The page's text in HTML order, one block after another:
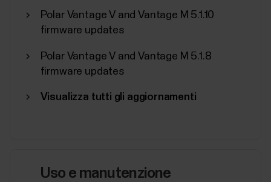
ripristino delle impostazioni
predefinite dall'app Polar Flow
Oltre ad altre impostazioni del dispositivo, puoi
spegnere il dispositivo Polar, avviarne la
sincronizzazione ed eseguire un ripristino delle
impostazioni predefinite dall'app Polar
Polar Vantage V and Vantage M 5.1.10
firmware updates
Polar Vantage V and Vantage M 5.1.8
firmware updates
Visualizza tutti gli aggiornamenti
Uso e manutenzione